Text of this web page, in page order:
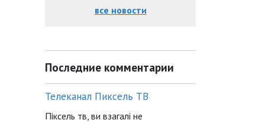
все новости
Последние комментарии
Телеканал Пиксель ТВ
Піксель тв, ви взагалі не